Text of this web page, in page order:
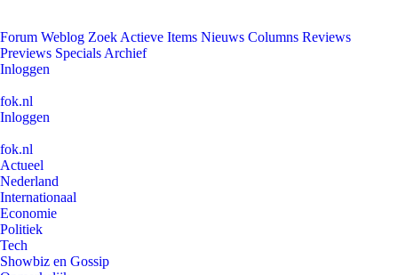
Forum Weblog Zoek Actieve Items Nieuws Columns Reviews
Previews Specials Archief
Inloggen
fok.nl
Inloggen
fok.nl
Actueel
Nederland
Internationaal
Economie
Politiek
Tech
Showbiz en Gossip